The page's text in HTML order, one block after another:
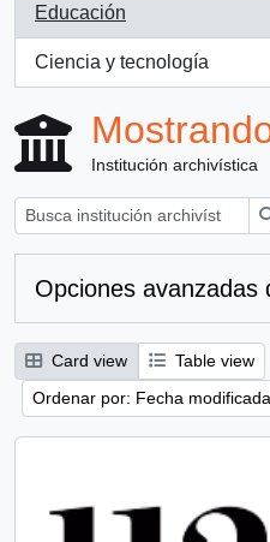
Educación
, 1 resultados
Ciencia y tecnología
, 1 resultados
Institución archivística
Opciones avanzadas
Card view
Table view
Ordenar por: Fecha modificada